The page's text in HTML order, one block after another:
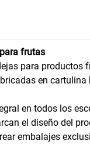
frutas
para productos
en
en todos los
el diseño del
embalajes